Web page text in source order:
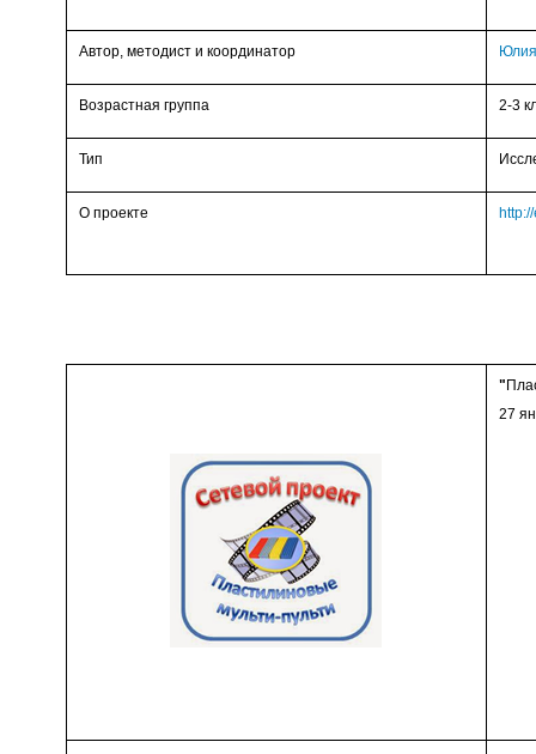
Автор, методист и координатор
Возрастная группа 2-3
Тип
О проекте
"
27